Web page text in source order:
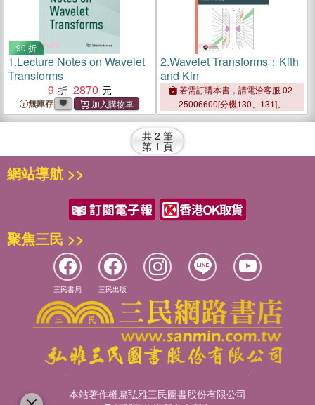
90 折
1.Lecture Notes on Wavelet
Transforms
9
2870
無庫存
2.Wavelet Transforms：Kith
and Kin
若需訂購本書，請電洽客服 02-
25006600[分機130、131]。
共 2 筆
第 1 頁
網站導航 >>
聚焦三民 >>
三民書局 三民出版
本站著作權屬弘雅三民圖書股份有限公司